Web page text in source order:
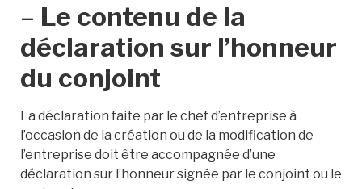
– Le contenu de la
déclaration sur l’honneur
du conjoint
La déclaration faite par le chef d’entreprise à
l’occasion de la création ou de la modification de
l’entreprise doit être accompagnée d’une
déclaration sur l’honneur signée par le conjoint ou le